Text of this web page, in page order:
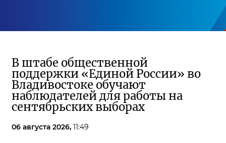
В штабе общественной
поддержки «Единой России» во
Владивостоке обучают
наблюдателей для работы на
сентябрьских выборах
06 августа 2026, 11:49